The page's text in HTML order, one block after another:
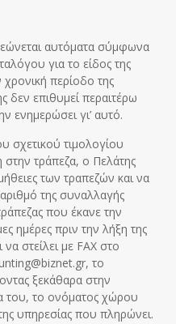
αυτόματα σύμφωνα
για το είδος της
περίοδο της
δεν επιθυμεί περαιτέρω
ενημερώσει γι’ αυτό.
σχετικού τιμολογίου
τράπεζα, ο Πελάτης
των τραπεζών και να
της συναλλαγής
που έκανε την
ημέρες πριν την λήξη της
στείλει με FAX στο
το
ξεκάθαρα στην
του, το ονόματος χώρου
υπηρεσίας που πληρώνει.